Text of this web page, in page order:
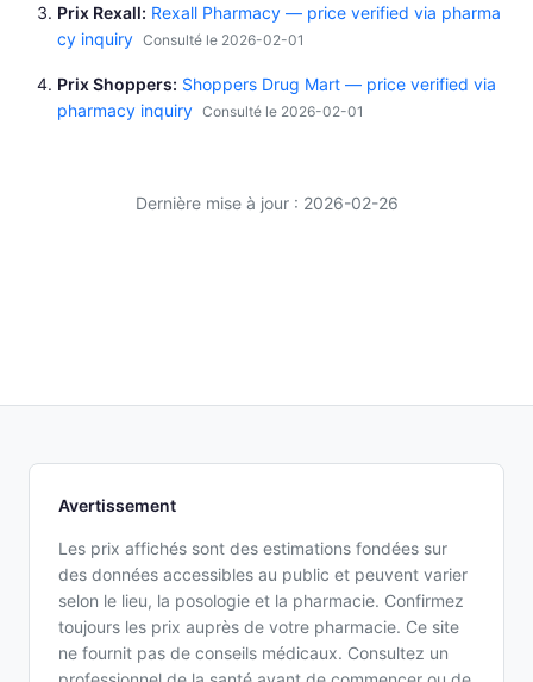
Prix Rexall Rexall Pharmacy — price verified via pharma
cy inquiry Consulté le 2026-02-01
Prix Shoppers Shoppers Drug Mart — price verified via
pharmacy inquiry Consulté le 2026-02-01
Dernière mise à jour : 2026-02-26
Avertissement
Les prix affichés sont des estimations fondées sur
des données accessibles au public et peuvent varier
selon le lieu, la posologie et la pharmacie. Confirmez
toujours les prix auprès de votre pharmacie. Ce site
ne fournit pas de conseils médicaux. Consultez un